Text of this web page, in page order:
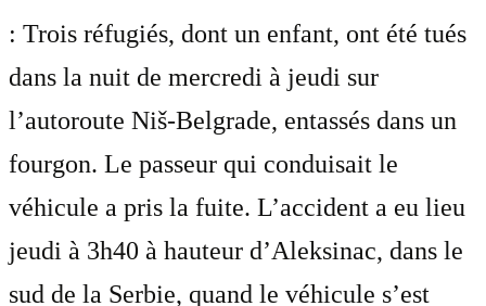
: Trois réfugiés, dont un enfant, ont été tués
dans la nuit de mercredi à jeudi sur
l’autoroute Niš-Belgrade, entassés dans un
fourgon. Le passeur qui conduisait le
véhicule a pris la fuite. L’accident a eu lieu
jeudi à 3h40 à hauteur d’Aleksinac, dans le
sud de la Serbie, quand le véhicule s’est